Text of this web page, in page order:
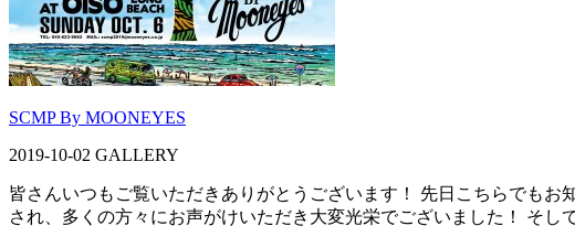
SCMP By MOONEYES
2019-10-02 GALLERY
皆さんいつもご覧いただきありがとうございます！ 先日こちらでも
され、多くの方々にお声がけいただき大変光栄でございました！ そ